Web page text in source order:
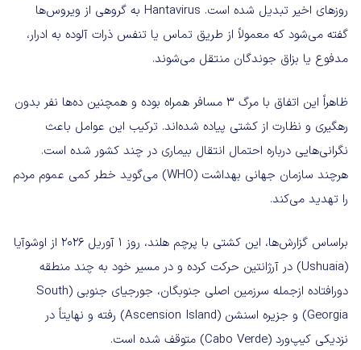
روزهای اخیر تبدیل شده است. Hantavirus به گروهی از ویروس‌ها
گفته می‌شود که معمولاً از طریق تماس یا تنفس ذرات آلوده به ادرار،
مدفوع یا بزاق جوندگان منتقل می‌شوند.
ظاهراً این اتفاق با مرگ ۳ مسافر همراه بوده و همچنین ده‌ها نفر بدون
رهگیری و نظارت از کشتی پیاده شده‌اند. ترکیب این عوامل باعث
نگرانی‌هایی درباره احتمال انتقال بیماری در چند کشور شده است.
هرچند سازمان جهانی بهداشت (WHO) می‌گوید خطر کمی عموم مردم
را تهدید می‌کند.
براساس گزارش‌ها، این کشتی با پرچم هلند، روز ۱ آوریل ۲۰۲۶ از اوشوآیا
(Ushuaia) در آرژانتین حرکت کرده و در مسیر خود به چند منطقه
دورافتاده ازجمله سرزمین اصلی جنوبگان، جورجیای جنوبی (South
Georgia) و جزیره اسنشن (Ascension Island) رفته و نهایتاً در
نزدیکی کیپ‌ورد (Cabo Verde) متوقف شده است.